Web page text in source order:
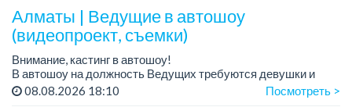
Алматы | Ведущие в автошоу
(видеопроект, съемки)
Внимание, кастинг в автошоу!
В автошоу на должность Ведущих требуются девушки и
парни. А также авто эксперты и авто перекупы.
08.08.2026 18:10 Посмотреть >